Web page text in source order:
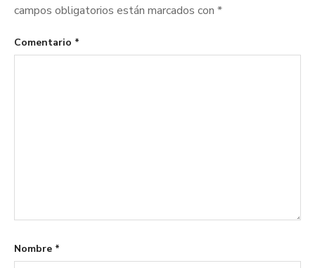
campos obligatorios están marcados con *
Comentario *
Nombre *